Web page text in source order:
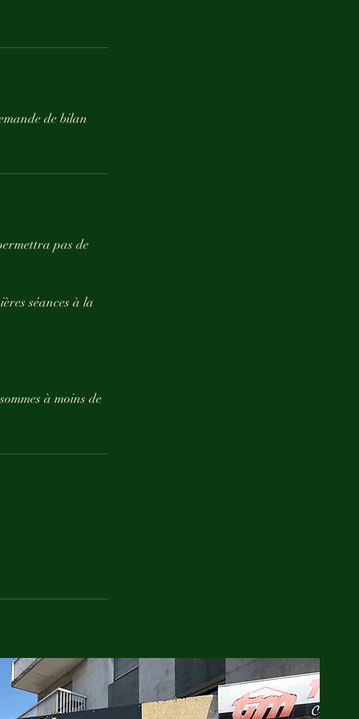
de bilan
pas de
séances à la
à moins de